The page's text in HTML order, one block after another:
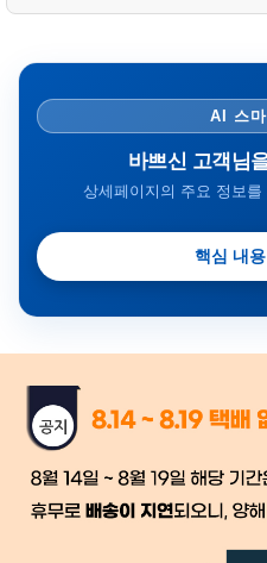
AI 스
바쁘신 고객님
상세페이지의 주요 정보
핵심 내용
금일 시세가 적
시작 후 환불이 불가